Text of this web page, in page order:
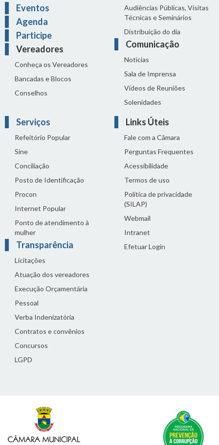
Eventos
Agenda
Participe
Vereadores
Conheça os Vereadores
Bancadas e Blocos
Conselhos
Audiências Públicas, Visitas
Técnicas e Seminários
Distribuição do dia
Comunicação
Notícias
Sala de Imprensa
Vídeos de Reuniões
Solenidades
Serviços
Refeitório Popular
Sine
Conciliação
Posto de Identificação
Procon
Internet Popular
Ponto de atendimento à
mulher
Transparência
Licitações
Atuação dos vereadores
Execução Orçamentária
Pessoal
Verba Indenizatória
Contratos e convênios
Concursos
LGPD
Links Úteis
Fale com a Câmara
Perguntas Frequentes
Acessibilidade
Termos de uso
Política de privacidade
(SILAP)
Webmail
Intranet
Efetuar Login